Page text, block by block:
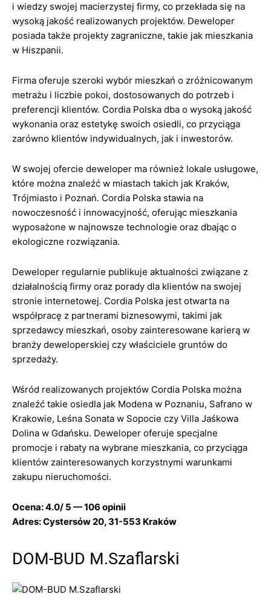
i wiedzy swojej macierzystej firmy, co przekłada się na
wysoką jakość realizowanych projektów. Deweloper
posiada także projekty zagraniczne, takie jak mieszkania
w Hiszpanii.
Firma oferuje szeroki wybór mieszkań o zróżnicowanym
metrażu i liczbie pokoi, dostosowanych do potrzeb i
preferencji klientów. Cordia Polska dba o wysoką jakość
wykonania oraz estetykę swoich osiedli, co przyciąga
zarówno klientów indywidualnych, jak i inwestorów.
W swojej ofercie deweloper ma również lokale usługowe,
które można znaleźć w miastach takich jak Kraków,
Trójmiasto i Poznań. Cordia Polska stawia na
nowoczesność i innowacyjność, oferując mieszkania
wyposażone w najnowsze technologie oraz dbając o
ekologiczne rozwiązania.
Deweloper regularnie publikuje aktualności związane z
działalnością firmy oraz porady dla klientów na swojej
stronie internetowej. Cordia Polska jest otwarta na
współpracę z partnerami biznesowymi, takimi jak
sprzedawcy mieszkań, osoby zainteresowane karierą w
branży deweloperskiej czy właściciele gruntów do
sprzedaży.
Wśród realizowanych projektów Cordia Polska można
znaleźć takie osiedla jak Modena w Poznaniu, Safrano w
Krakowie, Leśna Sonata w Sopocie czy Villa Jaśkowa
Dolina w Gdańsku. Deweloper oferuje specjalne
promocje i rabaty na wybrane mieszkania, co przyciąga
klientów zainteresowanych korzystnymi warunkami
zakupu nieruchomości.
Ocena: 4.0/ 5 — 106 opinii
Adres: Cystersów 20, 31-553 Kraków
DOM-BUD M.Szaflarski